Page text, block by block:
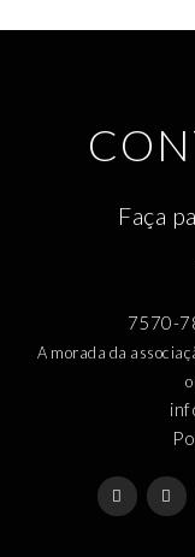
Faça
7570-
A morada da